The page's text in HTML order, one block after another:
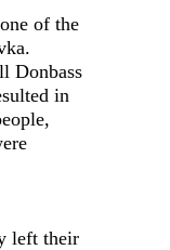
of the
Donbass
in
left their